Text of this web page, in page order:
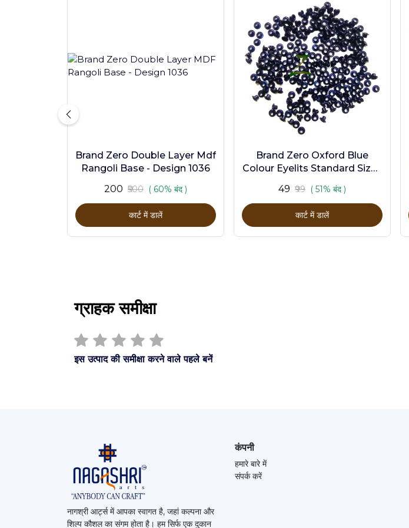
Brand Zero Double Layer Mdf
Rangoli Base - Design 1036
₹200 ₹500 ( 60% बंद )
कार्ट में डालें
Brand Zero Oxford Blue
Colour Eyelits Standard Size -
₹49 ₹99 ( 51% बंद )
कार्ट में डालें
ग्राहक समीक्षा
इस उत्पाद की समीक्षा करने वाले पहले बनें
नागश्री आर्ट्स में आपका स्वागत है, जहां कल्पना और
शिल्प कौशल का संगम होता है। हम सिर्फ एक दुकान
कंपनी
हमारे बारे में
संपर्क करें